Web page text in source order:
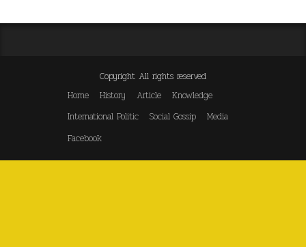
Copyright All rights reserved
Home
History Article
Knowledge
International Politic
Social Gossip
Media
Facebook